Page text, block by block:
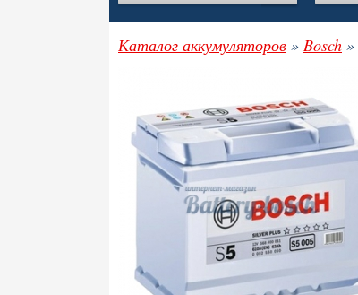
Каталог аккумуляторов » Bosch »